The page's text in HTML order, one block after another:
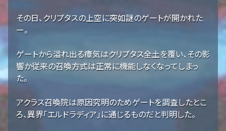
その日、クリプタスの上空に突如謎のゲートが開かれた
ー。
ゲートから溢れ出る瘴気はクリプタス全土を覆い、その影
響か従来の召喚方式は正常に機能しなくなってしまっ
た。
アクラス召喚院は原因究明のためゲートを調査したとこ
ろ、異界「エルドラディア」に通じるものだと判明した。